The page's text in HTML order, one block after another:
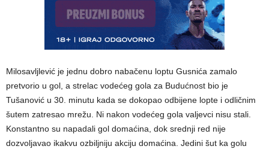
Milosavljlević je jednu dobro nabačenu loptu Gusnića zamalo
pretvorio u gol, a strelac vodećeg gola za Budućnost bio je
Tušanović u 30. minutu kada se dokopao odbijene lopte i odličnim
šutem zatresao mrežu. Ni nakon vodećeg gola valjevci nisu stali.
Konstantno su napadali gol domaćina, dok srednji red nije
dozvoljavao ikakvu ozbiljniju akciju domaćina. Jedini šut ka golu